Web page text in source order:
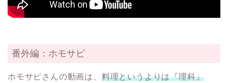
番外編：ホモサピ
ホモサピさんの動画は、 料理というよりは『理科』